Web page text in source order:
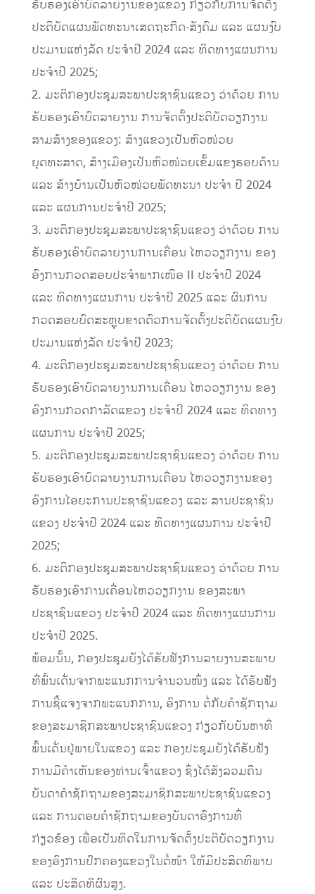
ຮັບຮອງເອົາບົດລາຍງານຂອງແຂວງ ກ່ຽວກັບການຈັດຕັ້ງ
ປະຕິບັດແຜນພັດທະນາເສດຖະກິດ-ສັງຄົມ ແລະ ແຜນງົບ
ປະມານແຫ່ງລັດ ປະຈຳປີ 2024 ແລະ ທິດທາງແຜນການ
ປະຈໍາປີ 2025;
2. ມະຕິກອງປະຊຸມສະພາປະຊາຊົນແຂວງ ວ່າດ້ວຍ ການ
ຮັບຮອງເອົາບົດລາຍງານ ການຈັດຕັ້ງປະຕິບັດວຽກງານ
ສາມສ້າງຂອງແຂວງ: ສ້າງແຂວງເປັນຫົວໜ່ວຍ
ຍຸດທະສາດ, ສ້າງເມືອງເປັນຫົວໜ່ວຍເຂັ້ມແຂງຮອບດ້ານ
ແລະ ສ້າງບ້ານເປັນຫົວໜ່ວຍພັດທະນາ ປະຈໍາ ປີ 2024
ແລະ ແຜນການປະຈໍາປີ 2025;
3. ມະຕິກອງປະຊຸມສະພາປະຊາຊົນແຂວງ ວ່າດ້ວຍ ການ
ຮັບຮອງເອົາບົດລາຍງານການເຄື່ອນ ໄຫວວຽກງານ ຂອງ
ອົງການກວດສອບປະຈໍາພາກເໜືອ II ປະຈຳປີ 2024
ແລະ ທິດທາງແຜນການ ປະຈໍາປີ 2025 ແລະ ຜົນການ
ກວດສອບບົດສະຫຼຸບຂາດຕົວການຈັດຕັ້ງປະຕິບັດແຜນງົບ
ປະມານແຫ່ງລັດ ປະຈໍາປີ 2023;
4. ມະຕິກອງປະຊຸມສະພາປະຊາຊົນແຂວງ ວ່າດ້ວຍ ການ
ຮັບຮອງເອົາບົດລາຍງານການເຄື່ອນ ໄຫວວຽກງານ ຂອງ
ອົງການກວດກາລັດແຂວງ ປະຈໍາປີ 2024 ແລະ ທິດທາງ
ແຜນການ ປະຈໍາປີ 2025;
5. ມະຕິກອງປະຊຸມສະພາປະຊາຊົນແຂວງ ວ່າດ້ວຍ ການ
ຮັບຮອງເອົາບົດລາຍງານການເຄື່ອນ ໄຫວວຽກງານຂອງ
ອົງການໄອຍະການປະຊາຊົນແຂວງ ແລະ ສານປະຊາຊົນ
ແຂວງ ປະຈຳປີ 2024 ແລະ ທິດທາງແຜນການ ປະຈໍາປີ
2025;
6. ມະຕິກອງປະຊຸມສະພາປະຊາຊົນແຂວງ ວ່າດ້ວຍ ການ
ຮັບຮອງເອົາການເຄື່ອນໄຫວວຽກງານ ຂອງສະພາ
ປະຊາຊົນແຂວງ ປະຈຳປີ 2024 ແລະ ທິດທາງແຜນການ
ປະຈໍາປີ 2025.
ພ້ອມນັ້ນ, ກອງປະຊຸມຍັງໄດ້ຮັບຟັງການລາຍງານສະພາບ
ທີ່ພົ້ນເດັ່ນຈາກພະແນກການຈໍານວນໜຶ່ງ ແລະ ໄດ້ຮັບຟັງ
ການຊີ້ແຈງຈາກພະແນກການ, ອົງການ ຕໍ່ກັບຄໍາຊັກຖາມ
ຂອງສະມາຊິກສະພາປະຊາຊົນແຂວງ ກ່ຽວກັບບັນຫາທີ່
ພົ້ນເດັ່ນຢູ່ພາຍໃນແຂວງ ແລະ ກອງປະຊຸມຍັງໄດ້ຮັບຟັງ
ການມີຄຳເຫັນຂອງທ່ານເຈົ້າແຂວງ ຊຶ່ງໄດ້ສັງລວມຄືນ
ບັນດາຄຳຊັກຖາມຂອງສະມາຊິກສະພາປະຊາຊົນແຂວງ
ແລະ ການຕອບຄຳຊັກຖາມຂອງບັນດາອົງການທີ່
ກ່ຽວຂ້ອງ ເພື່ອເປັນທິດໃນການຈັດຕັ້ງປະຕິບັດວຽກງານ
ຂອງອົງການປົກຄອງແຂວງໃນຕໍ່ໜ້າ ໃຫ້ມີປະສິດທິພາບ
ແລະ ປະສິດທິຜົນສູງ.